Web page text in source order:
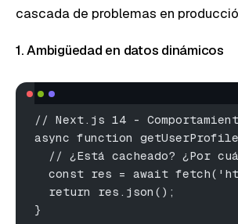
cascada de problemas en
1. Ambigüedad en datos dinámicos
// Next.js 14 -
async function
// ¿Está cacheado? ¿Por
const res = await
  return res.json();
}